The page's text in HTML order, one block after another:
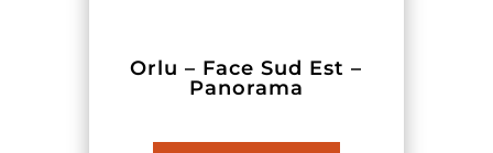
Orlu – Face Sud Est –
Panorama